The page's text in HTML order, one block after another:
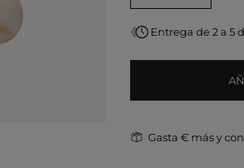
Entrega de 2 a 5
Gasta€ más y